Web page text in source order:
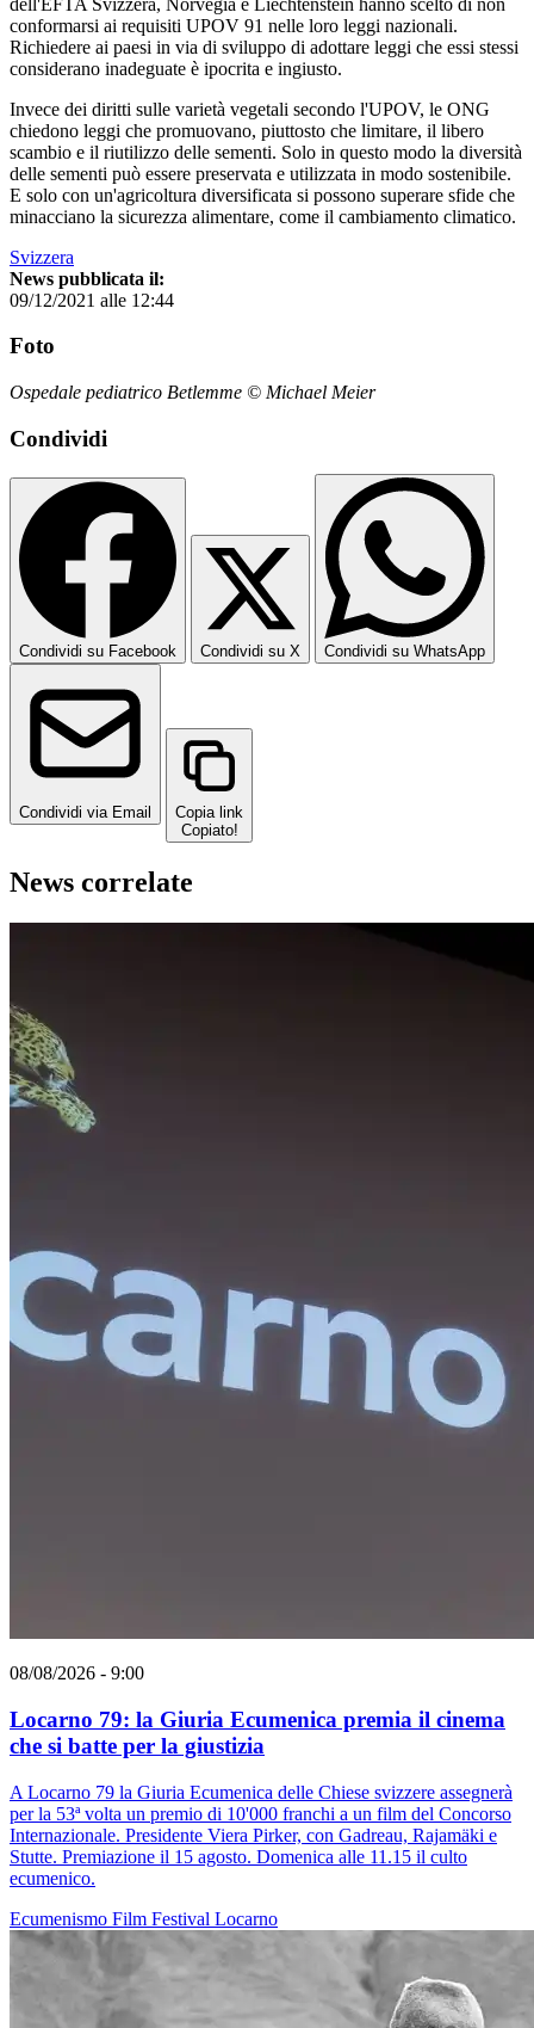
conformarsi ai requisiti UPOV 91 nelle loro leggi nazionali.
Richiedere ai paesi in via di sviluppo di adottare leggi che essi stessi
considerano inadeguate è ipocrita e ingiusto.
Invece dei diritti sulle varietà vegetali secondo l'UPOV, le ONG
chiedono leggi che promuovano, piuttosto che limitare, il libero
scambio e il riutilizzo delle sementi. Solo in questo modo la diversità
delle sementi può essere preservata e utilizzata in modo sostenibile.
E solo con un'agricoltura diversificata si possono superare sfide che
minacciano la sicurezza alimentare, come il cambiamento climatico.
Svizzera
News pubblicata il:
09/12/2021 alle 12:44
Foto
Ospedale pediatrico Betlemme © Michael Meier
Condividi
Condividi su Facebook Condividi su X Condividi su WhatsApp
Condividi via Email
Copia link
Copiato!
News correlate
08/08/2026 - 9:00
Locarno 79: la Giuria Ecumenica premia il cinema
che si batte per la giustizia
A Locarno 79 la Giuria Ecumenica delle Chiese svizzere assegnerà
per la 53ª volta un premio di 10'000 franchi a un film del Concorso
Internazionale. Presidente Viera Pirker, con Gadreau, Rajamäki e
Stutte. Premiazione il 15 agosto. Domenica alle 11.15 il culto
ecumenico.
Ecumenismo Film Festival Locarno